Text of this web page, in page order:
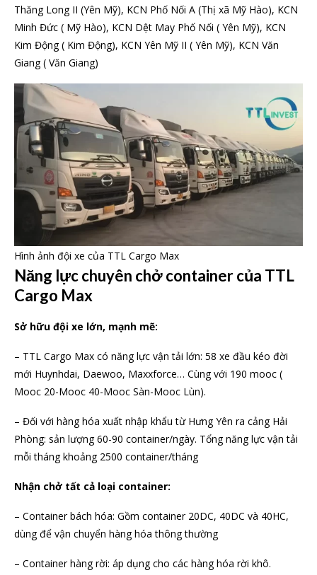
Thăng Long II (Yên Mỹ), KCN Phố Nối A (Thị xã Mỹ Hào), KCN
Minh Đức ( Mỹ Hào), KCN Dệt May Phố Nối ( Yên Mỹ), KCN
Kim Động ( Kim Động), KCN Yên Mỹ II ( Yên Mỹ), KCN Văn
Giang ( Văn Giang)
Hình ảnh đội xe của TTL Cargo Max
Năng lực chuyên chở container của TTL
Cargo Max
Sở hữu đội xe lớn, mạnh mẽ:
– TTL Cargo Max có năng lực vận tải lớn: 58 xe đầu kéo đời
mới Huynhdai, Daewoo, Maxxforce… Cùng với 190 mooc (
Mooc 20-Mooc 40-Mooc Sàn-Mooc Lùn).
– Đối với hàng hóa xuất nhập khẩu từ Hưng Yên ra cảng Hải
Phòng: sản lượng 60-90 container/ngày. Tổng năng lực vận tải
mỗi tháng khoảng 2500 container/tháng
Nhận chở tất cả loại container:
– Container bách hóa: Gồm container 20DC, 40DC và 40HC,
dùng để vận chuyển hàng hóa thông thường
– Container hàng rời: áp dụng cho các hàng hóa rời khô.